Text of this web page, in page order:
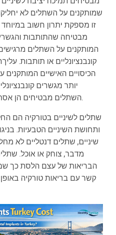
שמותקנים על השתלים לא
זו מספקת יתרון חשוב במיוחד
מבטיחה שהתותבות
המותקנים על השתלים
קונבנציונליים או תותבות.
הכיסויים האישיים
יותר מגשרים
השתלים מבטיחים הן אסתטיקה יוצאת דופן והן תפקוד.
שתלים לשיניים בטורקיה הם
ותחושת השיניים הטבעיות.
שיניים, שתלים דנטליים לא
מדבר, צוחק או אוכל.
הבריאות של עצם הלסת כך
קשר עם בריאות טורקיה